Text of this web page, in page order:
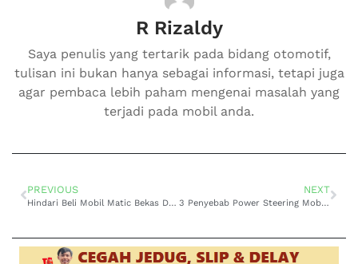
R Rizaldy
Saya penulis yang tertarik pada bidang otomotif,
tulisan ini bukan hanya sebagai informasi, tetapi juga
agar pembaca lebih paham mengenai masalah yang
terjadi pada mobil anda.
PREVIOUS
Hindari Beli Mobil Matic Bekas Dengan Kondisi Begini, Jangan Sampai Tertipu
NEXT
3 Penyebab Power Steering Mobil Rusak, Simak Disini